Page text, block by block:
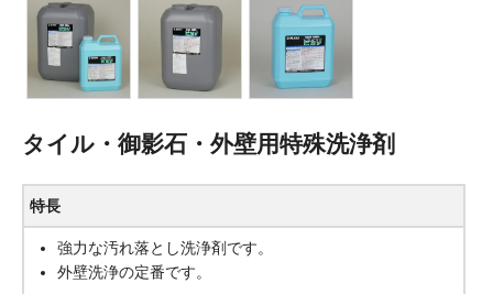
タイル・御影石・外壁用特殊洗浄剤
特長
強力な汚れ落とし洗浄剤です。
外壁洗浄の定番です。